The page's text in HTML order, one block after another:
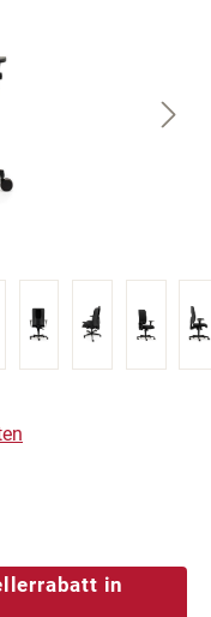
von 5 Sternen
in